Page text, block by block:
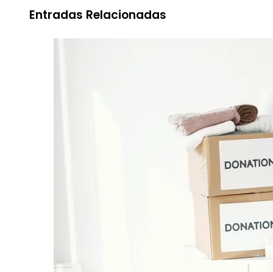
Entradas Relacionadas